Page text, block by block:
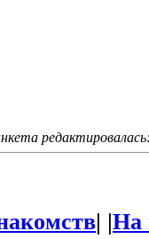
| |На